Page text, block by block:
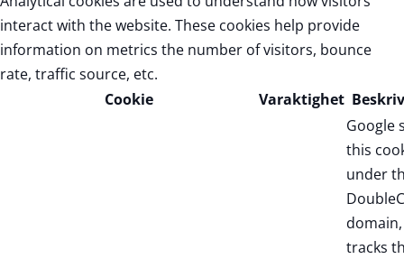
interact with the website. These cookies help provide
information on metrics the number of visitors, bounce
rate, traffic source, etc.
Cookie
Varaktighet
Google
this
under
domain,
tracks